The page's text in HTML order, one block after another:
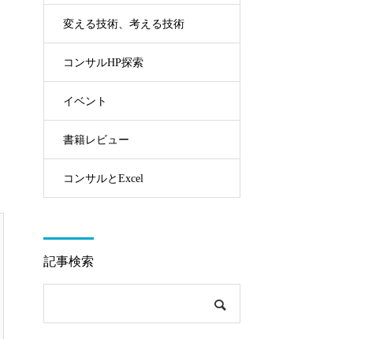
変える技術、考える技術
コンサルHP探索
イベント
書籍レビュー
コンサルとExcel
記事検索